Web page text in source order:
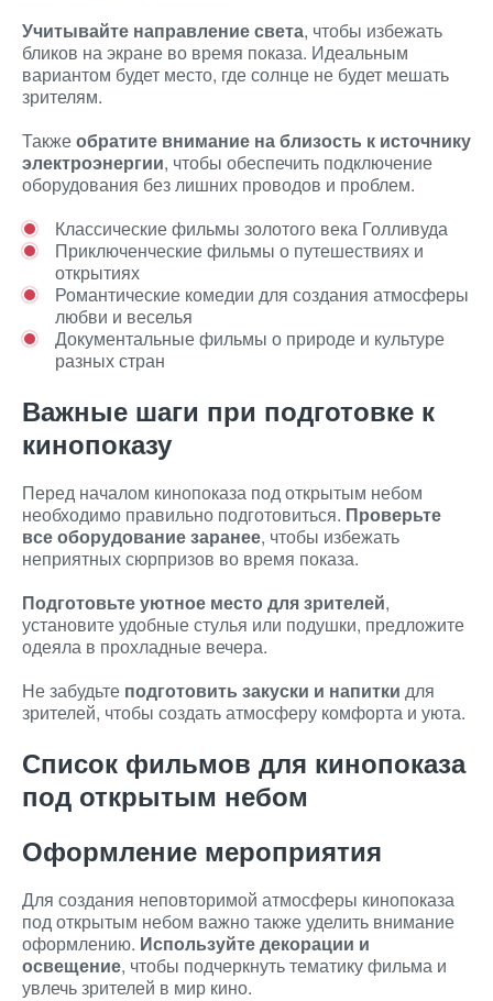
Учитывайте направление света, чтобы избежать
бликов на экране во время показа. Идеальным
вариантом будет место, где солнце не будет мешать
зрителям.
Такжеобратите внимание на близость к источнику
электроэнергии, чтобы обеспечить подключение
оборудования без лишних проводов и проблем.
Классические фильмы золотого века Голливуда
Приключенческие фильмы о путешествиях и
открытиях
Романтические комедии для создания атмосферы
любви и веселья
Документальные фильмы о природе и культуре
разных стран
Важные шаги при подготовке к
кинопоказу
Перед началом кинопоказа под открытым небом
необходимо правильно подготовиться. Проверьте
все оборудование заранее, чтобы избежать
неприятных сюрпризов во время показа.
Подготовьте уютное место для зрителей,
установите удобные стулья или подушки, предложите
одеяла в прохладные вечера.
Не забудьте подготовить закуски и напитки для
зрителей, чтобы создать атмосферу комфорта и уюта.
Список фильмов для кинопоказа
под открытым небом
Оформление мероприятия
Для создания неповторимой атмосферы кинопоказа
под открытым небом важно также уделить внимание
оформлению. Используйте декорации и
освещение, чтобы подчеркнуть тематику фильма и
увлечь зрителей в мир кино.